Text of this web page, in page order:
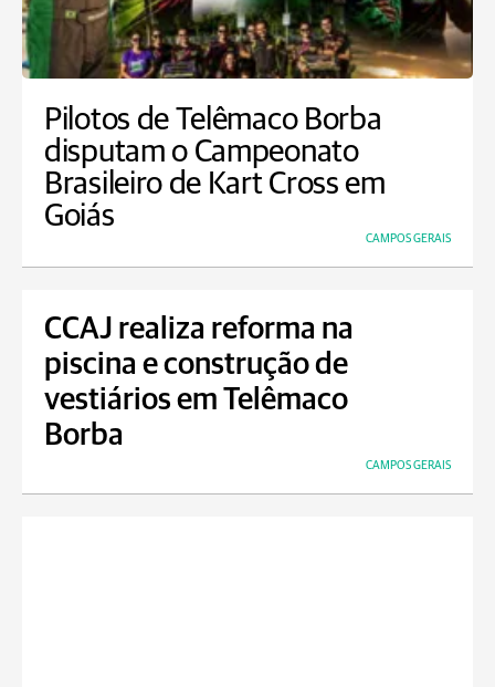
Pilotos de Telêmaco Borba
disputam o Campeonato
Brasileiro de Kart Cross em
Goiás
CAMPOS GERAIS
CCAJ realiza reforma na
piscina e construção de
vestiários em Telêmaco
Borba
CAMPOS GERAIS